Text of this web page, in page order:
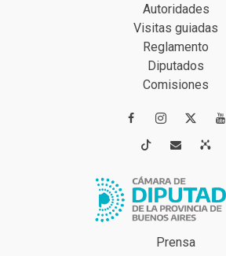
Autoridades
Visitas guiadas
Reglamento
Diputados
Comisiones
 
 
Prensa